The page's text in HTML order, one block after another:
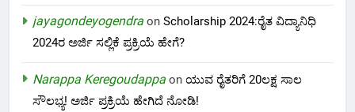
jayagondeyogendra on Scholarship 2024:ರೈತ ವಿದ್ಯಾನಿಧಿ
2024ರ ಅರ್ಜಿ ಸಲ್ಲಿಕೆ ಪ್ರಕ್ರಿಯೆ ಹೇಗೆ?
Narappa Keregoudappa on ಯುವ ರೈತರಿಗೆ 20ಲಕ್ಷ ಸಾಲ
ಸೌಲಭ್ಯ! ಅರ್ಜಿ ಪ್ರಕ್ರಿಯೆ ಹೇಗಿದೆ ನೋಡಿ!